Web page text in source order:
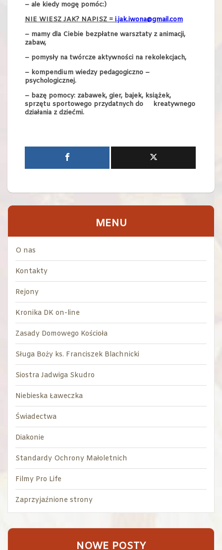
– ale kiedy mogę pomóc:)
NIE WIESZ JAK? NAPISZ = i.jak.iwona@gmail.com
– mamy dla Ciebie bezpłatne warsztaty z animacji,
zabaw,
– pomysły na twórcze aktywności na rekolekcjach,
– kompendium wiedzy pedagogiczno –
psychologicznej.
– bazę pomocy: zabawek, gier, bajek, książek,
sprzętu sportowego przydatnych do kreatywnego
działania z dziećmi.
MENU
O nas
Kontakty
Rejony
Kronika DK on-line
Zasady Domowego Kościoła
Sługa Boży ks. Franciszek Blachnicki
Siostra Jadwiga Skudro
Niebieska Ławeczka
Świadectwa
Diakonie
Standardy Ochrony Małoletnich
Filmy Pro Life
Zaprzyjaźnione strony
NOWE POSTY